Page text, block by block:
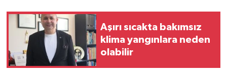
Aşırı sıcakta bakımsız
klima yangınlara neden
olabilir